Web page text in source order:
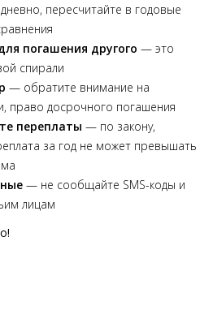
пересчитайте в годовые
погашения другого — это
спирали
— обратите внимание на
право досрочного погашения
переплаты — по закону,
за год не может превышать
— не сообщайте SMS-коды и
лицам